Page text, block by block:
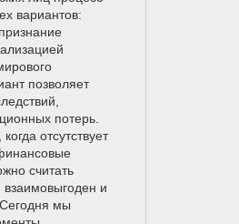
вариантов:
позволяет
потерь.
отсутствует
считать
и
мы